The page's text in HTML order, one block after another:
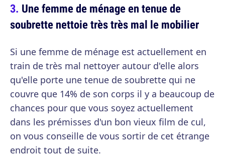
Une femme de ménage en tenue de
soubrette nettoie très très mal le mobilier
Si une femme de ménage est actuellement en
train de très mal nettoyer autour d'elle alors
qu'elle porte une tenue de soubrette qui ne
couvre que 14% de son corps il y a beaucoup de
chances pour que vous soyez actuellement
dans les prémisses d'un bon vieux film de cul,
on vous conseille de vous sortir de cet étrange
endroit tout de suite.